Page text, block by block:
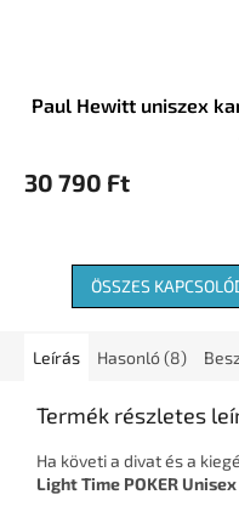
Paul Hewitt uniszex
30 790 Ft
ÖSSZES
Leírás Hasonló (8)
Termék részletes
Ha követi a divat és a
Light Time POKER